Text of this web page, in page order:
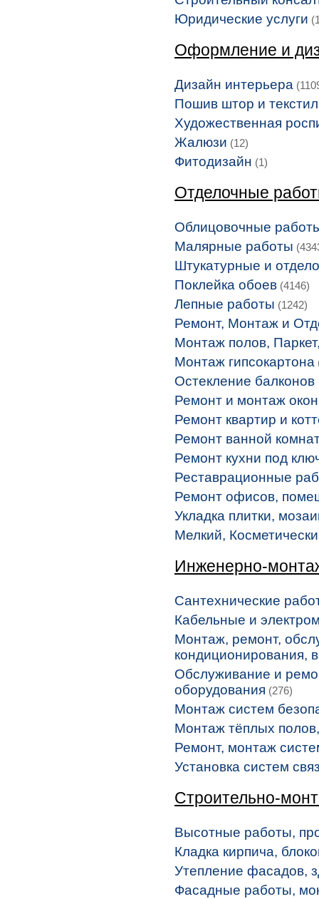
Юридические услуги
Оформление и
Дизайн интерьера
Пошив штор и
Художественная
Жалюзи (12)
Фитодизайн (1)
Отделочные
Облицовочные
Малярные работы
Штукатурные и
Поклейка обоев (4146)
Лепные работы (1242)
Ремонт, Монтаж и
Монтаж полов,
Монтаж гипсокартона
Остекление
Ремонт и монтаж окон
Ремонт квартир и
Ремонт ванной
Ремонт кухни под
Реставрационные
Ремонт офисов,
Укладка плитки,
Мелкий,
Инженерно-
Сантехнические
Кабельные и
Монтаж, ремонт,
кондиционирования,
Обслуживание и
оборудования (276)
Монтаж систем
Монтаж тёплых
Ремонт, монтаж
Установка систем
Строительно-
Высотные работы,
Кладка кирпича,
Утепление фасадов,
Фасадные работы,